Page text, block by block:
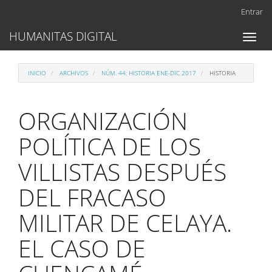
Contenido
principal
lateral
Entrar
Toggle
HUMANITAS DIGITAL
INICIO ARCHIVOS NÚM. 44: HISTORIA ENE-DIC 2017 HISTORIA
ORGANIZACIÓN
POLÍTICA DE LOS
VILLISTAS DESPUÉS
DEL FRACASO
MILITAR DE CELAYA.
EL CASO DE